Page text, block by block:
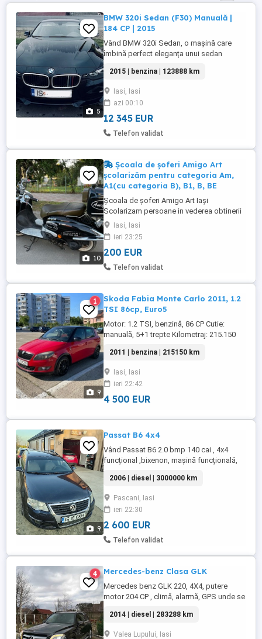
5
BMW 320i Sedan (F30) Manuală |
184 CP | 2015
Vând BMW 320i Sedan, o mașină care
îmbină perfect eleganța unui sedan
manuale în 6 trepte. Este alegerea ideală
pentru cei care vor să simtă mașina și să
se bucure de control deplin la volan.
Detalii Tehnice: An fabricație: 2014
Motorizare: 2.0 Turbo Benzină Putere: ...
2015 | benzina | 123888 km
Iasi, Iasi
azi 00:10
12 345 EUR
Telefon validat
10
Școala de șoferi Amigo Art
școlarizăm pentru categoria Am,
A1(cu categoria B), B1, B, BE
Școala de șoferi Amigo Art Iași
Scolarizam persoane in vederea obtinerii
permisului de conducere categoria Am,
A1,B1, B si BE cu autoturisme marca
Scutere Vespa Tazzari electric pentru B1
Dacia Logan Dacia Sandero Mini Cooper
Smart Fortwo cutie automată Toyota Prius
Iasi, Iasi
ieri 23:25
200 EUR
Telefon validat
9
1
Skoda Fabia Monte Carlo 2011, 1.2
TSI 86cp, Euro5
Motor: 1.2 TSI, benzină, 86 CP Cutie:
manuală, 5+1 trepte Kilometraj: 215.150
origine: România Proprietar: al doilea
Ediție Specială Monte Carlo: Plafon negru
Jante aluminiu originale Monte Carlo
Praguri Monte Carlo Roată de rezervă
Dotări & confort: Geamuri electrice ...
2011 | benzina | 215150 km
Iasi, Iasi
ieri 22:42
4 500 EUR
9
Passat B6 4x4
Vând Passat B6 2.0 bmp 140 cai , 4x4
funcțional ,bixenon, mașină funcțională,
WhatsApp .
2006 | diesel | 3000000 km
Pascani, Iasi
ieri 22:30
2 600 EUR
Telefon validat
4 Mercedes-benz Clasa GLK
Mercedes benz GLK 220, 4X4, putere
motor 204 CP , climă, alarmă, GPS unde se
pe el de la reprezentanți Mercedes Benz,
ISO Fix, nu s-a fumat niciodată în ea, stare
2014 | diesel | 283288 km
Valea Lupului, Iasi